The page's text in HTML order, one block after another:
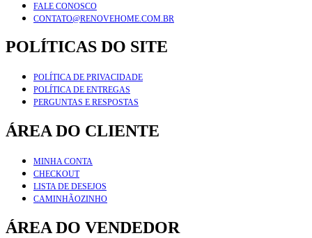
FALE CONOSCO
CONTATO@RENOVEHOME.COM.BR
POLÍTICAS DO SITE
POLÍTICA DE PRIVACIDADE
POLÍTICA DE ENTREGAS
PERGUNTAS E RESPOSTAS
ÁREA DO CLIENTE
MINHA CONTA
CHECKOUT
LISTA DE DESEJOS
CAMINHÃOZINHO
ÁREA DO VENDEDOR